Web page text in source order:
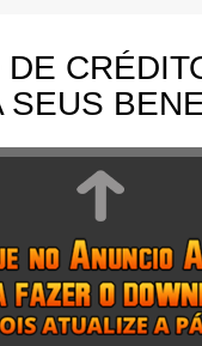
DE
SEUS